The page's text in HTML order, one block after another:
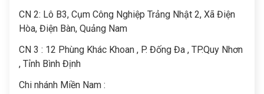
CN 2: Lô B3, Cụm Công Nghiệp Trảng Nhật 2, Xã Điện
Hòa, Điện Bàn, Quảng Nam
CN 3 : 12 Phùng Khác Khoan , P. Đống Đa , TP.Quy Nhơn
, Tỉnh Bình Định
Chi nhánh Miền Nam :